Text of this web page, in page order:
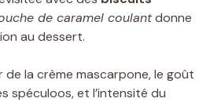
de caramel coulantdonne
au dessert.
de la crème mascarpone, le goût
spéculoos, et l’intensité du